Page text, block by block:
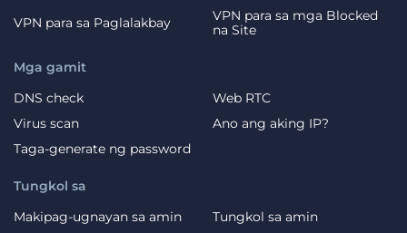
VPN para sa Paglalakbay
VPN para sa mga Blocked
na Site
Tungkol sa
Makipag-ugnayan sa amin
Tungkol sa amin
Mga gamit
DNS check
Web RTC
Virus scan
Ano ang aking IP?
Taga-generate ng password